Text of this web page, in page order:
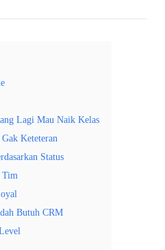
Lagi Mau Naik Kelas
Keteteran
Status
Tim
Butuh CRM